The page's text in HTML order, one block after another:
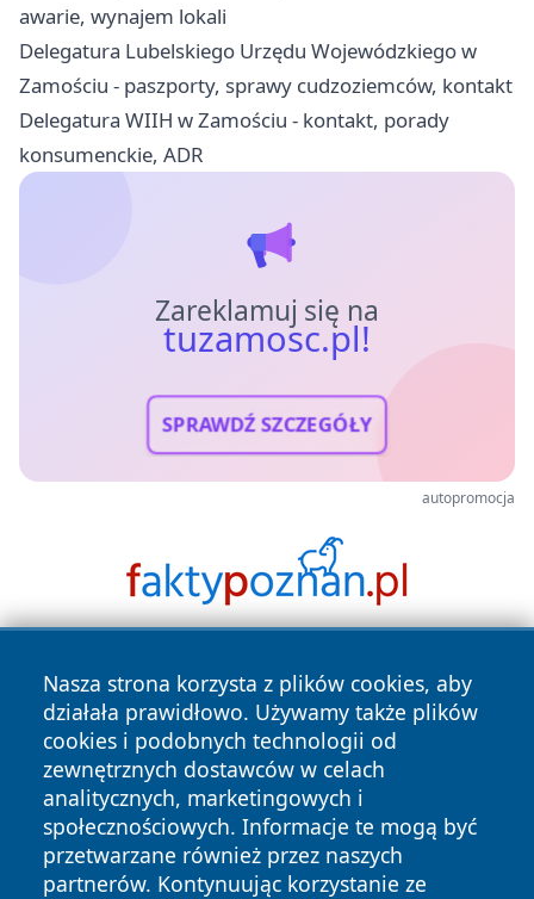
awarie, wynajem lokali
Delegatura Lubelskiego Urzędu Wojewódzkiego w
Zamościu - paszporty, sprawy cudzoziemców, kontakt
Delegatura WIIH w Zamościu - kontakt, porady
konsumenckie, ADR
Zareklamuj się na
tuzamosc.pl!
SPRAWDŹ SZCZEGÓŁY
autopromocja
Nasza strona korzysta z plików cookies, aby
działała prawidłowo. Używamy także plików
cookies i podobnych technologii od
zewnętrznych dostawców w celach
analitycznych, marketingowych i
społecznościowych. Informacje te mogą być
przetwarzane również przez naszych
partnerów. Kontynuując korzystanie ze
Copyright © 2026 tuzamosc.pl Wszystkie prawa zastrzeżone.
Polityka Polityka